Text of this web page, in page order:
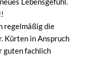
regelmäßig die
Kürten in Anspruch
guten fachlich